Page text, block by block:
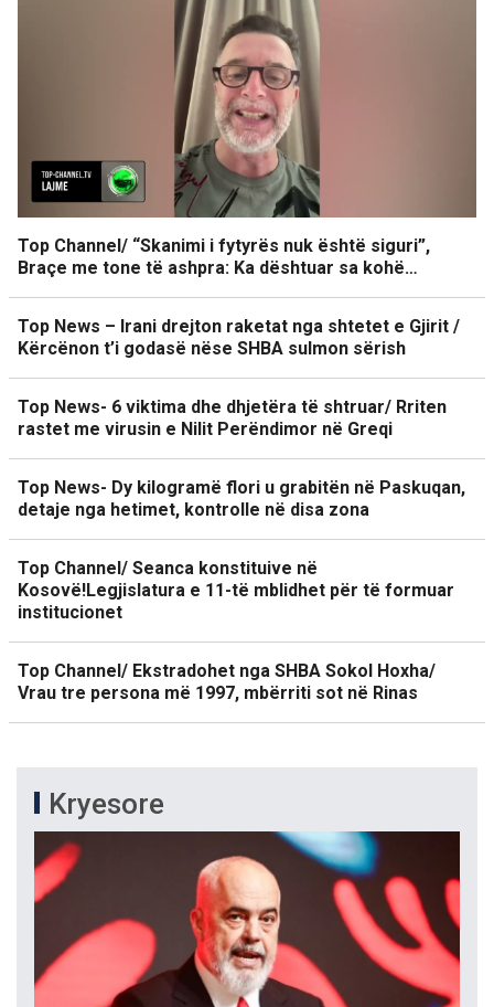
Top Channel/ “Skanimi i fytyrës nuk është siguri”,
Braçe me tone të ashpra: Ka dështuar sa kohë…
Top News – Irani drejton raketat nga shtetet e Gjirit /
Kërcënon t’i godasë nëse SHBA sulmon sërish
Top News- 6 viktima dhe dhjetëra të shtruar/ Rriten
rastet me virusin e Nilit Perëndimor në Greqi
Top News- Dy kilogramë flori u grabitën në Paskuqan,
detaje nga hetimet, kontrolle në disa zona
Top Channel/ Seanca konstituive në
Kosovë!Legjislatura e 11-të mblidhet për të formuar
institucionet
Top Channel/ Ekstradohet nga SHBA Sokol Hoxha/
Vrau tre persona më 1997, mbërriti sot në Rinas
Kryesore